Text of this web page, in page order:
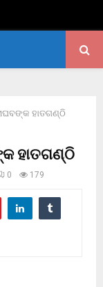
ହାତଗଣ୍ଠି
ହାତଗଣ୍ଠି
0 179